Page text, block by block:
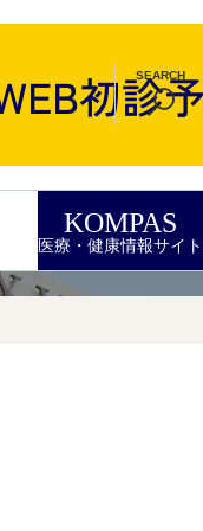
SEARCH
KOMPAS
医療・健康情報サイト